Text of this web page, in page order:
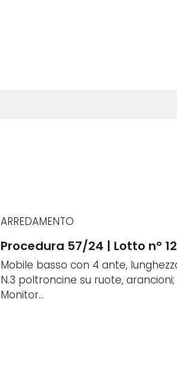
ARREDAMENTO
Procedura 57/24 | Lotto n°
Mobile basso con 4 ante,
N.3 poltroncine su ruote, arancioni;
Monitor...